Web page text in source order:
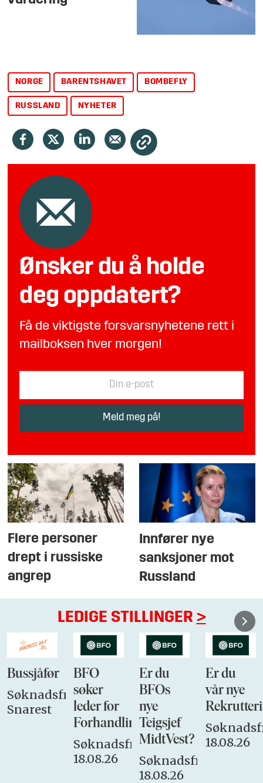
NORGE BARENTSHAVET BOMBEFLY
RUSSLAND NYHETER
Ønsker du å holde
deg oppdatert?
Få de viktigste forsvarsnyhetene rett i
mailboksen hver morgen!
Flere personer
drept i russiske
angrep
Innfører nye
sanksjoner mot
Russland
LEDIGE STILLINGER >
Bussjåfør
Søknadsfrist:
Snarest
BFO
søker
leder for
Forhandlingsutvalget
Søknadsfrist:
18.08.26
Er du
BFOs
nye
Teigsjef
MidtVest?
Søknadsfrist:
18.08.26
Er du
vår nye
18.08.26